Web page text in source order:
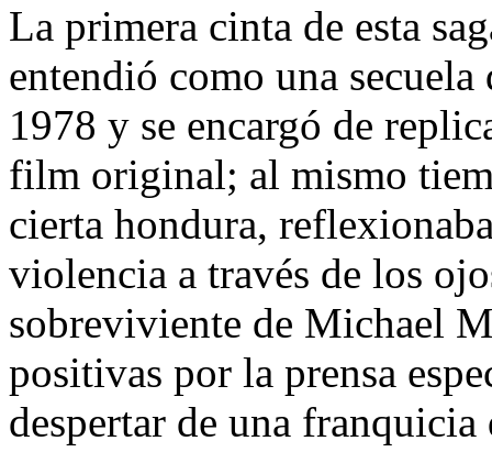
La primera cinta de esta
entendió como una
1978 y se encargó de
film original; al mismo
cierta hondura,
violencia a través de los
sobreviviente de Michael
positivas por la prensa
despertar de una franquicia